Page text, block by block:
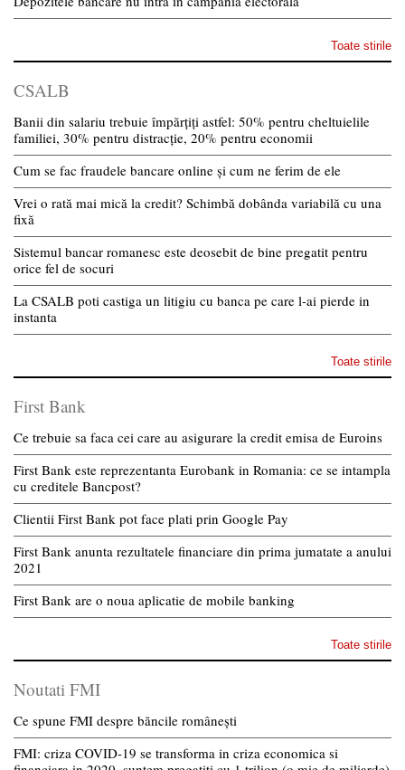
Toate stirile
CSALB
Banii din salariu trebuie împărțiți astfel: 50% pentru cheltuielile
familiei, 30% pentru distracție, 20% pentru economii
Cum se fac fraudele bancare online și cum ne ferim de ele
Vrei o rată mai mică la credit? Schimbă dobânda variabilă cu una
fixă
Sistemul bancar romanesc este deosebit de bine pregatit pentru
orice fel de socuri
La CSALB poti castiga un litigiu cu banca pe care l-ai pierde in
instanta
Toate stirile
First Bank
Ce trebuie sa faca cei care au asigurare la credit emisa de Euroins
First Bank este reprezentanta Eurobank in Romania: ce se intampla
cu creditele Bancpost?
Clientii First Bank pot face plati prin Google Pay
First Bank anunta rezultatele financiare din prima jumatate a anului
2021
First Bank are o noua aplicatie de mobile banking
Toate stirile
Noutati FMI
Ce spune FMI despre băncile românești
FMI: criza COVID-19 se transforma in criza economica si